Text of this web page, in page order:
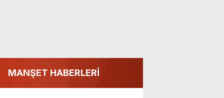
MANŞET HABERLERİ